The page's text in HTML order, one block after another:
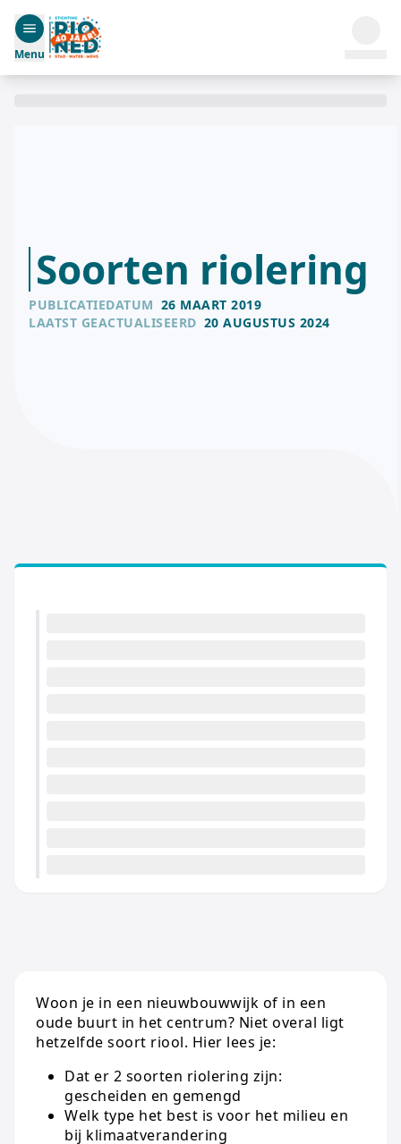
Menu
Soorten riolering
PUBLICATIEDATUM 26 MAART 2019
LAATST GEACTUALISEERD 20 AUGUSTUS 2024
Woon je in een nieuwbouwwijk of in een
oude buurt in het centrum? Niet overal ligt
hetzelfde soort riool. Hier lees je:
Dat er 2 soorten riolering zijn:
gescheiden en gemengd
Welk type het best is voor het milieu en
bij klimaatverandering